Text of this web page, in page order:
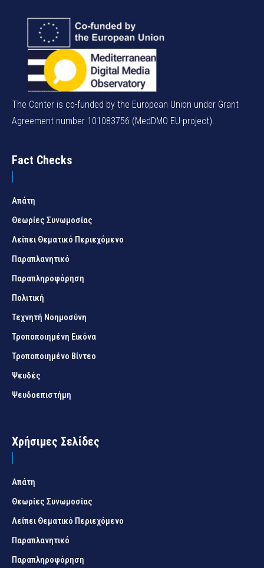
The Center is co-funded by the European Union under Grant
Agreement number 101083756 (MedDMO EU-project).
Fact Checks
Απάτη
Θεωρίες Συνωμοσίας
Λείπει Θεματικό Περιεχόμενο
Παραπλανητικό
Παραπληροφόρηση
Πολιτική
Τεχνητή Νοημοσύνη
Τροποποιημένη Εικόνα
Τροποποιημένο Βίντεο
Ψευδές
Ψευδοεπιστήμη
Χρήσιμες Σελίδες
Απάτη
Θεωρίες Συνωμοσίας
Λείπει Θεματικό Περιεχόμενο
Παραπλανητικό
Παραπληροφόρηση